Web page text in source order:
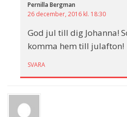
Pernilla Bergman
26 december, 2016 kl. 18:30
God jul till dig Johanna!
komma hem till julafton!
SVARA